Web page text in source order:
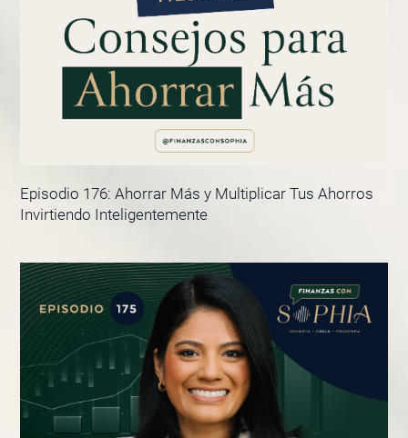
Episodio 176: Ahorrar Más y Multiplicar Tus Ahorros
Invirtiendo Inteligentemente